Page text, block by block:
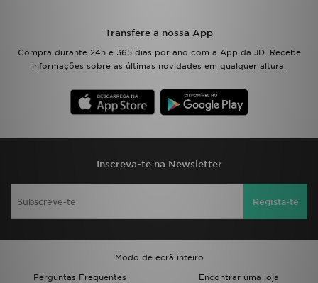
Transfere a nossa App
Compra durante 24h e 365 dias por ano com a App da JD. Recebe
informações sobre as últimas novidades em qualquer altura.
Inscreva-te na Newsletter
Regista-te
Modo de ecrã inteiro
Perguntas Frequentes
Encontrar uma loja